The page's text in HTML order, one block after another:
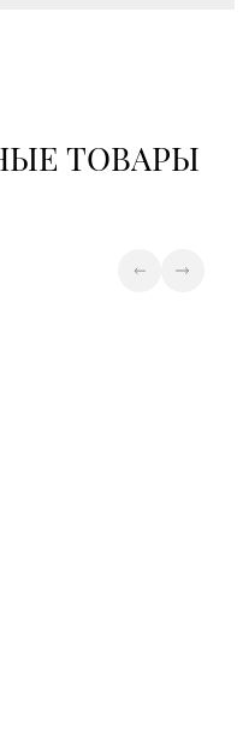
«Кристалл» г.
пр-тТОВАРЫ